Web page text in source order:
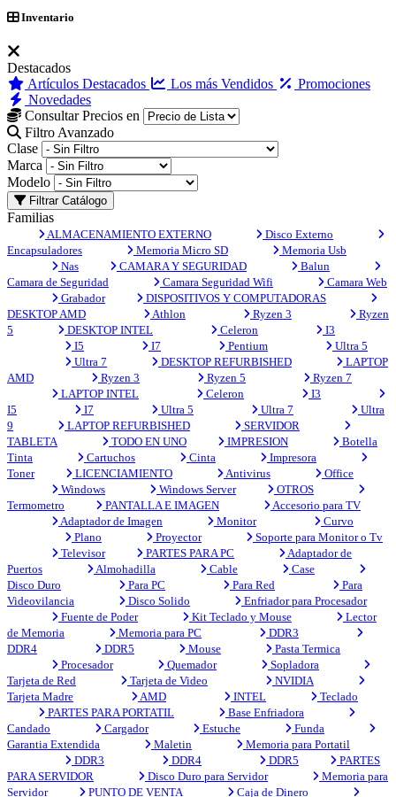
Inventario
Destacados
Artículos Destacados
Los más Vendidos
Promociones
Novedades
Consultar Precios en
Filtro Avanzado
Clase
Marca
Modelo
Filtrar Catálogo
Familias
ALMACENAMIENTO EXTERNO
Disco Externo
Encapsuladores
Memoria Micro SD
Memoria Usb
Nas
CAMARA Y SEGURIDAD
Balun
Camara de Seguridad
Camara Seguridad Wifi
Camara Web
Grabador
DISPOSITIVOS Y COMPUTADORAS
DESKTOP AMD
Athlon Ryzen 3
Ryzen
5
DESKTOP INTEL Celeron
I3
I5
I7 Pentium
Ultra 5
Ultra 7
DESKTOP REFURBISHED
LAPTOP
AMD
Ryzen 3 Ryzen 5
Ryzen 7
LAPTOP INTEL
Celeron
I3
I5
I7 Ultra 5 Ultra 7
Ultra
9
LAPTOP REFURBISHED
SERVIDOR
TABLETA
TODO EN UNO IMPRESION
Botella
Tinta
Cartuchos Cinta
Impresora
Toner
LICENCIAMIENTO Antivirus
Office
Windows
Windows Server
OTROS
Termometro
PANTALLA E IMAGEN
Accesorio para TV
Adaptador de Imagen
Monitor
Curvo
Plano
Proyector
Soporte para Monitor o Tv
Televisor
PARTES PARA PC
Adaptador de
Puertos
Almohadilla Cable
Case
Disco Duro
Para PC Para Red
Para
Videovilancia
Disco Solido
Enfriador para Procesador
Fuente de Poder
Kit Teclado y Mouse
Lector
de Memoria
Memoria para PC
DDR3
DDR4
DDR5 Mouse
Pasta Termica
Procesador
Quemador
Sopladora
Tarjeta de Red
Tarjeta de Video
NVIDIA
Tarjeta Madre
AMD INTEL
Teclado
PARTES PARA PORTATIL
Base Enfriadora
Candado
Cargador Estuche
Funda
Garantia Extendida
Maletin
Memoria para Portatil
DDR3
DDR4 DDR5
PARTES
PARA SERVIDOR
Disco Duro para Servidor
Memoria para
Servidor
PUNTO DE VENTA Caja de Dinero